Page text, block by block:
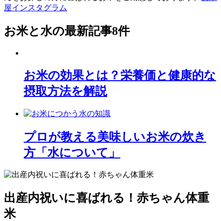
屋インスタグラム
お米と水の最新記事8件
お米の効果とは？栄養価と健康的な
摂取方法を解説
プロが教える美味しいお米の炊き
方「水について」
出産内祝いに喜ばれる！赤ちゃん体重
米